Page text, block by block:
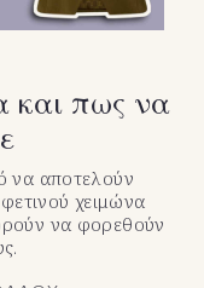
και πως να
να αποτελούν
χειμώνα
να φορεθούν